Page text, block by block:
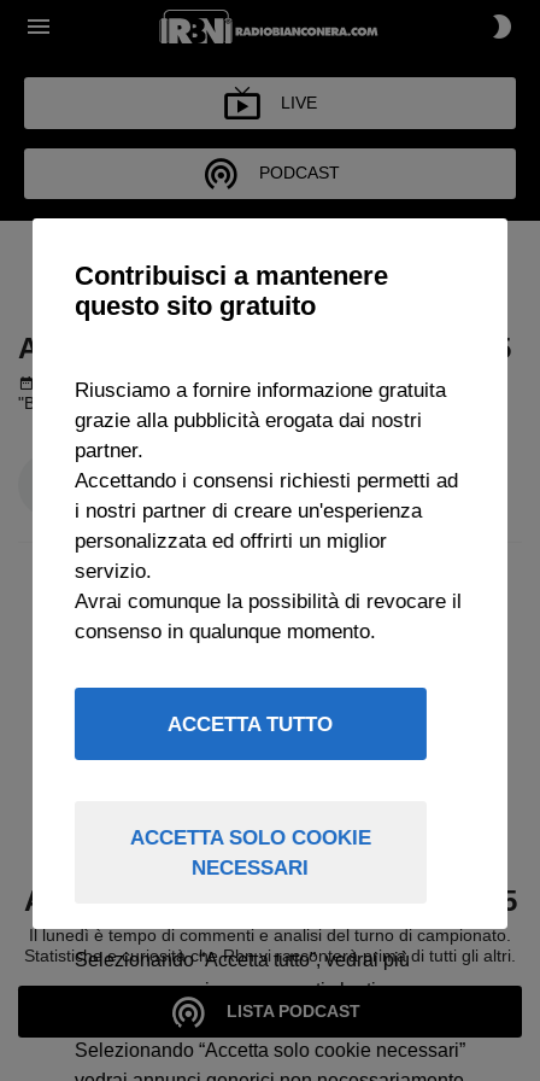
LIVE
PODCAST
ARCHIVIO BUONGIORNO
RBN 2025
ARCHIVIO BUONGIORNO RBN 2025
Podcast del 23 ottobre 2025 53m 2s
"Buongiorno RBN" con Riccardo Restini. Ospite: Mirko Nicolino.
ARCHIVIO BUONGIORNO RBN 2025
Il lunedì è tempo di commenti e analisi del turno di campionato.
Statistiche e curiosità che Rbn vi racconterà prima di tutti gli altri.
LISTA PODCAST
Contribuisci a mantenere
questo sito gratuito
Riusciamo a fornire informazione gratuita
grazie alla pubblicità erogata dai nostri
partner.
Accettando i consensi richiesti permetti ad
i nostri partner di creare un'esperienza
personalizzata ed offrirti un miglior
servizio.
Avrai comunque la possibilità di revocare il
consenso in qualunque momento.
ACCETTA TUTTO
ACCETTA SOLO COOKIE
NECESSARI
Selezionando “Accetta tutto”, vedrai più
spesso annunci su argomenti che ti
interessano.
Selezionando “Accetta solo cookie necessari”